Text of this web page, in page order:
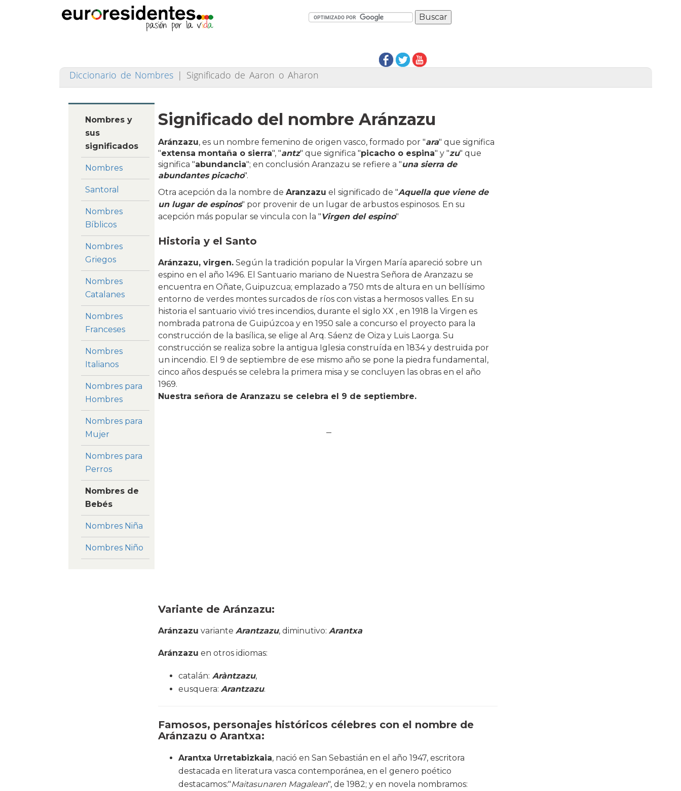
Diccionario de Nombres | Significado de Aaron o Aharon
Significado del nombre Aránzazu
Aránzazu, es un nombre femenino de origen vasco, formado por "ara" que significa
"extensa montaña o sierra", "antz" que significa "picacho o espina" y "zu" que
significa "abundancia"; en conclusión Aranzazu se refiere a "una sierra de
abundantes picacho".
Otra acepción da la nombre de Aranzazu el significado de "Aquella que viene de
un lugar de espinos" por provenir de un lugar de arbustos espinosos. En su
acepción más popular se vincula con la "Virgen del espino"
Historia y el Santo
Aránzazu, virgen. Según la tradición popular la Virgen María apareció sobre un
espino en el año 1496. El Santuario mariano de Nuestra Señora de Aranzazu se
encuentra en Oñate, Guipuzcua; emplazado a 750 mts de altura en un bellísimo
entorno de verdes montes surcados de ríos con vistas a hermosos valles. En su
historia el santuario vivió tres incendios, durante el siglo XX , en 1918 la Virgen es
nombrada patrona de Guipúzcoa y en 1950 sale a concurso el proyecto para la
construcción de la basílica, se elige al Arq. Sáenz de Oiza y Luis Laorga. Su
construcción se realiza sobre la antigua Iglesia construída en 1834 y destruida por
un incendio. El 9 de septiembre de ese mismo año se pone la piedra fundamental,
cinco años después se celebra la primera misa y se concluyen las obras en el año
1969.
Nuestra señora de Aranzazu se celebra el 9 de septiembre.
Variante de Aránzazu:
Aránzazu variante Arantzazu, diminutivo: Arantxa
Aránzazu en otros idiomas:
catalán: Aràntzazu,
eusquera: Arantzazu.
Famosos, personajes históricos célebres con el nombre de
Aránzazu o Arantxa:
Arantxa Urretabizkaia, nació en San Sebastián en el año 1947, escritora
destacada en literatura vasca contemporánea, en el genero poético
destacamos:"Maitasunaren Magalean", de 1982; y en novela nombramos:
Nombres y
sus
significados
Nombres
Santoral
Nombres
Bíblicos
Nombres
Griegos
Nombres
Catalanes
Nombres
Franceses
Nombres
Italianos
Nombres para
Hombres
Nombres para
Mujer
Nombres para
Perros
Nombres de
Bebés
Nombres Niña
Nombres Niño